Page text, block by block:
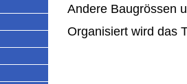
Andere Baugrössen
Organisiert wird das